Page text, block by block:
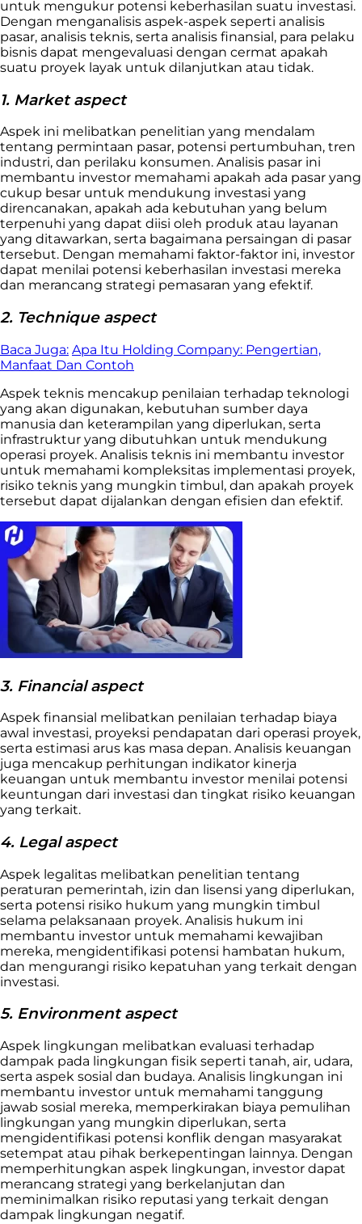
untuk mengukur potensi keberhasilan suatu investasi.
Dengan menganalisis aspek-aspek seperti analisis
pasar, analisis teknis, serta analisis finansial, para pelaku
bisnis dapat mengevaluasi dengan cermat apakah
suatu proyek layak untuk dilanjutkan atau tidak.
1. Market aspect
Aspek ini melibatkan penelitian yang mendalam
tentang permintaan pasar, potensi pertumbuhan, tren
industri, dan perilaku konsumen. Analisis pasar ini
membantu investor memahami apakah ada pasar yang
cukup besar untuk mendukung investasi yang
direncanakan, apakah ada kebutuhan yang belum
terpenuhi yang dapat diisi oleh produk atau layanan
yang ditawarkan, serta bagaimana persaingan di pasar
tersebut. Dengan memahami faktor-faktor ini, investor
dapat menilai potensi keberhasilan investasi mereka
dan merancang strategi pemasaran yang efektif.
2. Technique aspect
Baca Juga: Apa Itu Holding Company: Pengertian,
Manfaat Dan Contoh
Aspek teknis mencakup penilaian terhadap teknologi
yang akan digunakan, kebutuhan sumber daya
manusia dan keterampilan yang diperlukan, serta
infrastruktur yang dibutuhkan untuk mendukung
operasi proyek. Analisis teknis ini membantu investor
untuk memahami kompleksitas implementasi proyek,
risiko teknis yang mungkin timbul, dan apakah proyek
tersebut dapat dijalankan dengan efisien dan efektif.
3. Financial aspect
Aspek finansial melibatkan penilaian terhadap biaya
awal investasi, proyeksi pendapatan dari operasi proyek,
serta estimasi arus kas masa depan. Analisis keuangan
juga mencakup perhitungan indikator kinerja
keuangan untuk membantu investor menilai potensi
keuntungan dari investasi dan tingkat risiko keuangan
yang terkait.
4. Legal aspect
Aspek legalitas melibatkan penelitian tentang
peraturan pemerintah, izin dan lisensi yang diperlukan,
serta potensi risiko hukum yang mungkin timbul
selama pelaksanaan proyek. Analisis hukum ini
membantu investor untuk memahami kewajiban
mereka, mengidentifikasi potensi hambatan hukum,
dan mengurangi risiko kepatuhan yang terkait dengan
investasi.
5. Environment aspect
Aspek lingkungan melibatkan evaluasi terhadap
dampak pada lingkungan fisik seperti tanah, air, udara,
serta aspek sosial dan budaya. Analisis lingkungan ini
membantu investor untuk memahami tanggung
jawab sosial mereka, memperkirakan biaya pemulihan
lingkungan yang mungkin diperlukan, serta
mengidentifikasi potensi konflik dengan masyarakat
setempat atau pihak berkepentingan lainnya. Dengan
memperhitungkan aspek lingkungan, investor dapat
merancang strategi yang berkelanjutan dan
meminimalkan risiko reputasi yang terkait dengan
dampak lingkungan negatif.